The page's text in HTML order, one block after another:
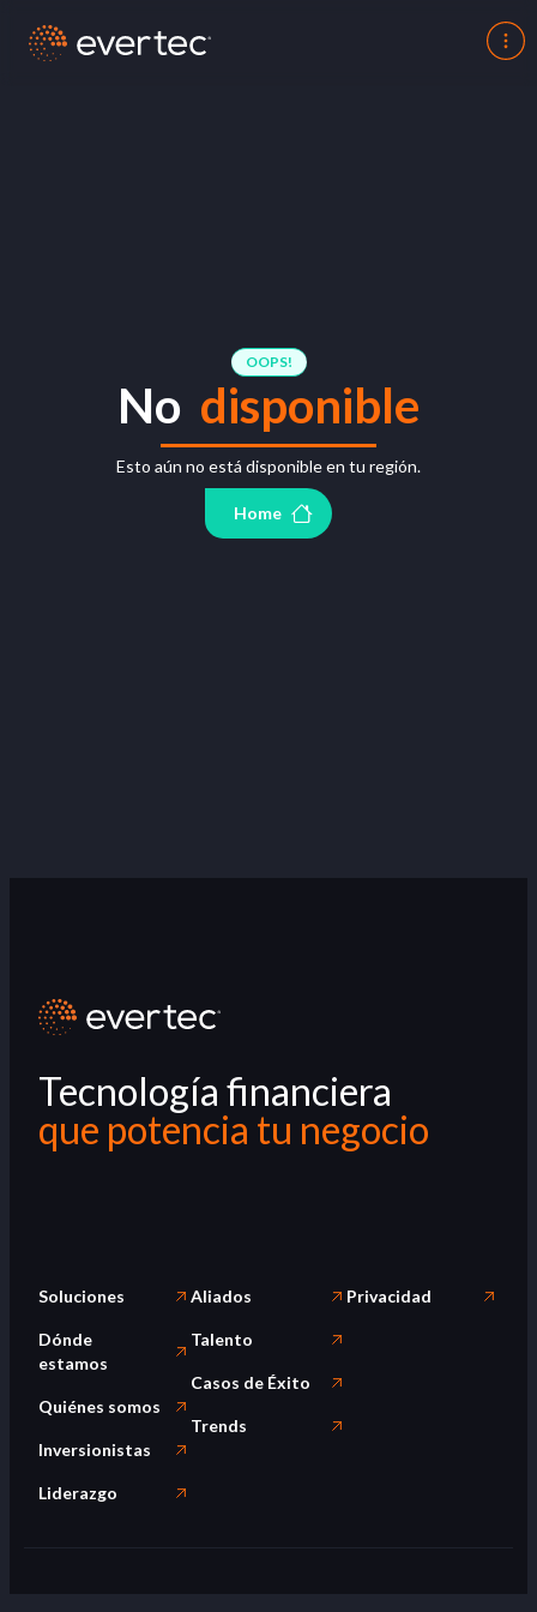
OOPS!
No disponible
Esto aún no está disponible en tu región.
Home
Tecnología financiera
que potencia tu negocio
Soluciones
Dónde
estamos
Quiénes somos
Inversionistas
Liderazgo
Aliados
Talento
Casos de Éxito
Trends
Privacidad